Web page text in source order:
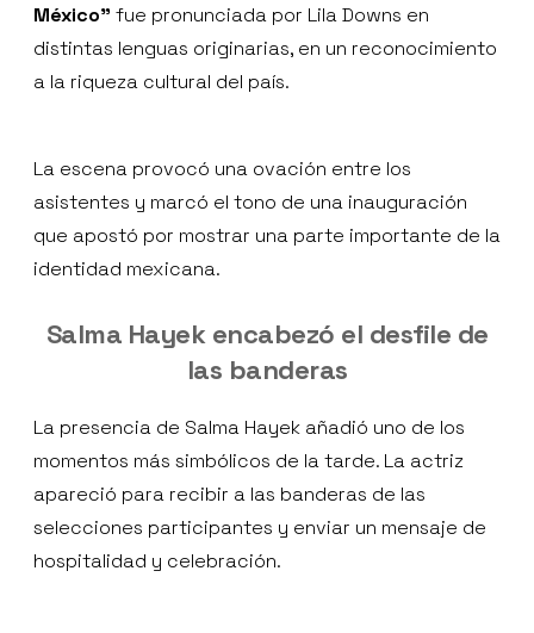
México” fue pronunciada por Lila Downs en
distintas lenguas originarias, en un reconocimiento
a la riqueza cultural del país.
La escena provocó una ovación entre los
asistentes y marcó el tono de una inauguración
que apostó por mostrar una parte importante de la
identidad mexicana.
Salma Hayek encabezó el desfile de
las banderas
La presencia de Salma Hayek añadió uno de los
momentos más simbólicos de la tarde. La actriz
apareció para recibir a las banderas de las
selecciones participantes y enviar un mensaje de
hospitalidad y celebración.